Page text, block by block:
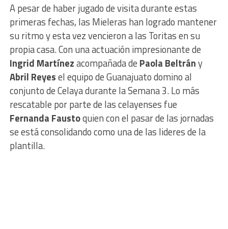
A pesar de haber jugado de visita durante estas
primeras fechas, las Mieleras han logrado mantener
su ritmo y esta vez vencieron a las Toritas en su
propia casa. Con una actuación impresionante de
Ingrid Martínezacompañada de Paola Beltrány
Abril Reyesel equipo de Guanajuato domino al
conjunto de Celaya durante la Semana 3. Lo más
rescatable por parte de las celayenses fue
Fernanda Faustoquien con el pasar de las jornadas
se está consolidando como una de las lideres de la
plantilla.